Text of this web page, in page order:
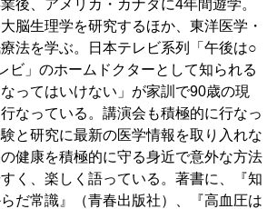
後、アメリカ・カナダに4年間遊学。
脳生理学を研究するほか、東洋医学・
法を学ぶ。日本テレビ系列「午後は○
ビ」のホームドクターとして知られる
ってはいけない」が家訓で90歳の現
なっている。講演会も積極的に行なっ
と研究に最新の医学情報を取り入れな
健康を積極的に守る身近で意外な方法
く、楽しく語っている。著書に、『知
だ常識』（青春出版社）、『高血圧は